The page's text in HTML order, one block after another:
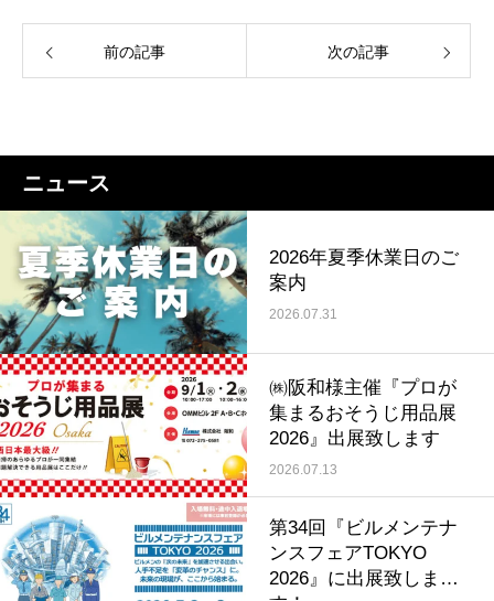
前の記事 次の記事
ニュース
2026年夏季休業日のご
案内
2026.07.31
㈱阪和様主催『プロが
集まるおそうじ用品展
2026』出展致します
2026.07.13
第34回『ビルメンテナ
ンスフェアTOKYO
2026』に出展致しま